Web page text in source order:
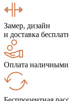
Замер, дизайн
и доставка
Оплата